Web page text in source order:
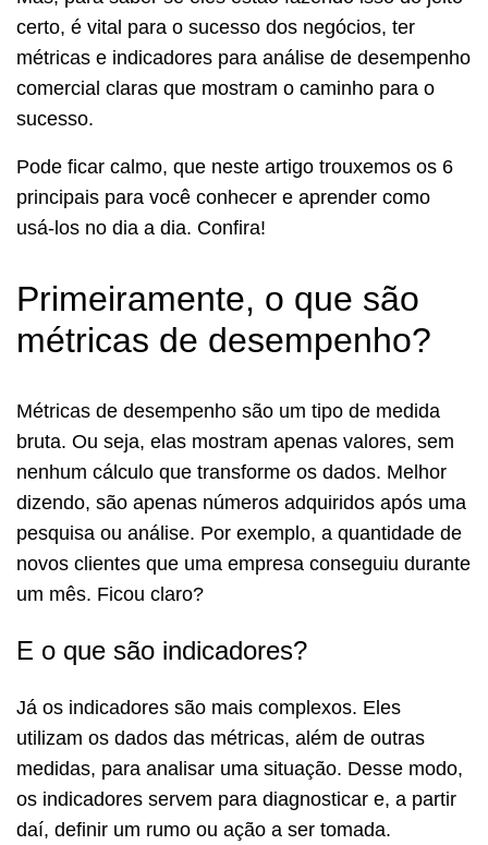
certo, é vital para o sucesso dos negócios, ter
métricas e indicadores para análise de desempenho
comercial claras que mostram o caminho para o
sucesso.
Pode ficar calmo, que neste artigo trouxemos os 6
principais para você conhecer e aprender como
usá-los no dia a dia. Confira!
Primeiramente, o que são
métricas de desempenho?
Métricas de desempenho são um tipo de medida
bruta. Ou seja, elas mostram apenas valores, sem
nenhum cálculo que transforme os dados. Melhor
dizendo, são apenas números adquiridos após uma
pesquisa ou análise. Por exemplo, a quantidade de
novos clientes que uma empresa conseguiu durante
um mês. Ficou claro?
E o que são indicadores?
Já os indicadores são mais complexos. Eles
utilizam os dados das métricas, além de outras
medidas, para analisar uma situação. Desse modo,
os indicadores servem para diagnosticar e, a partir
daí, definir um rumo ou ação a ser tomada.